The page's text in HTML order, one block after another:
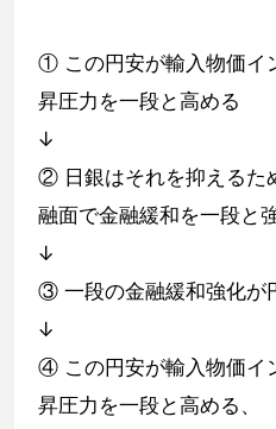
① この円安が輸入物価イ
昇圧力を一段と高める
↓
② 日銀はそれを抑えるた
融面で金融緩和を一段と
↓
③ 一段の金融緩和強化が
↓
④ この円安が輸入物価イ
昇圧力を一段と高める、